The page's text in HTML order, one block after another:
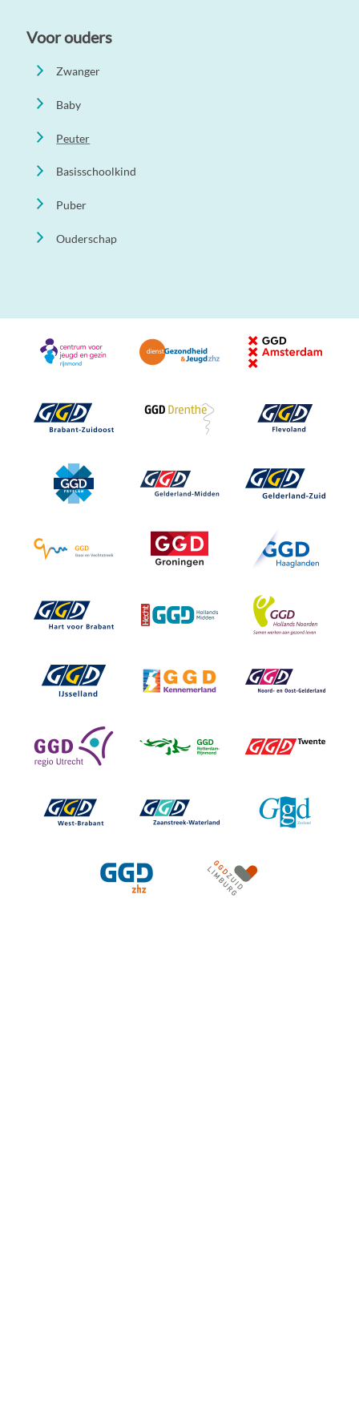
Voor ouders
Zwanger
Baby
Peuter
Basisschoolkind
Puber
Ouderschap